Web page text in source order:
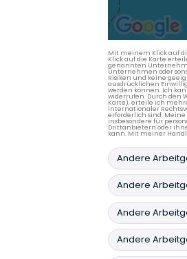
Mit meinem Klick auf
Klick auf die Karte
genannten
Unternehmen oder
Risiken und keine
ausdrücklichen
werden können. Ich
widerrufen. Durch den
Karte), erteile ich
internationaler
erforderlich sind.
insbesondere für
Drittanbietern oder
kann. Mit meiner
Andere
Andere
Andere
Andere